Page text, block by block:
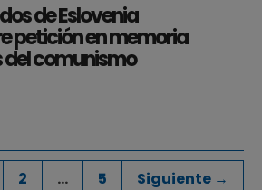
de Eslovenia
petición en memoria
comunismo
2 … 5 Siguiente →